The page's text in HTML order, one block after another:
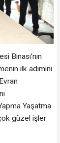
Binası’nın
ilk adımını
Yaşatma
güzel işler